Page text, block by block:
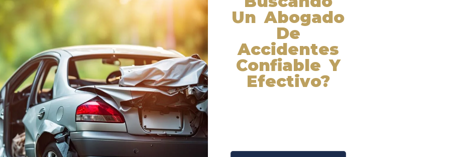
Un Abogado
De
Accidentes
Confiable Y
Efectivo?